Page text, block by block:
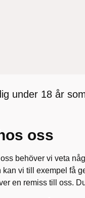
under 18 år
oss
behöver vi veta
kan vi till exempel få
en remiss till oss.